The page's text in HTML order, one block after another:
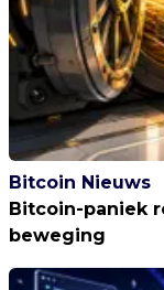
Bitcoin Nieuws
Bitcoin-paniek
beweging